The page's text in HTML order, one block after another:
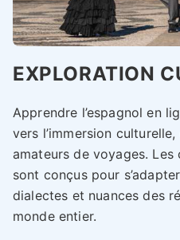
EXPLORATION
Apprendre l’espagnol en
vers l’immersion
amateurs de voyages. Les
sont conçus pour
dialectes et nuances des
monde entier.